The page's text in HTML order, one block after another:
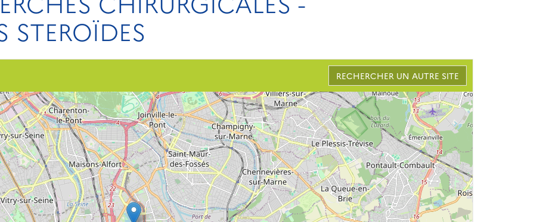
STEROÏDES
RECHERCHER UN AUTRE SITE